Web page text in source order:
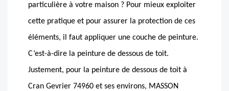
particulière à votre maison ? Pour mieux exploiter
cette pratique et pour assurer la protection de ces
éléments, il faut appliquer une couche de peinture.
C’est-à-dire la peinture de dessous de toit.
Justement, pour la peinture de dessous de toit à
Cran Gevrier 74960 et ses environs, MASSON